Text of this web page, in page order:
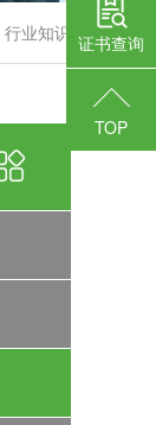
行业知识 证书查询
TOP